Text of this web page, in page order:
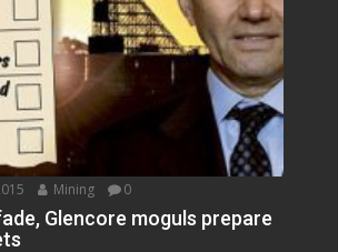
Mining 0
Glencore moguls prepare